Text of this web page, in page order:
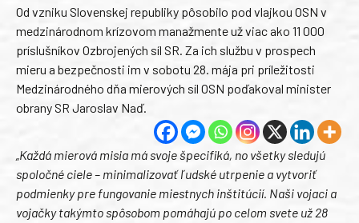
Od vzniku Slovenskej republiky pôsobilo pod vlajkou OSN v
medzinárodnom krízovom manažmente už viac ako 11 000
príslušníkov Ozbrojených síl SR. Za ich službu v prospech
mieru a bezpečnosti im v sobotu 28. mája pri príležitosti
Medzinárodného dňa mierových síl OSN poďakoval minister
obrany SR Jaroslav Naď.
„Každá mierová misia má svoje špecifiká, no všetky sledujú
spoločné ciele – minimalizovať ľudské utrpenie a vytvoriť
podmienky pre fungovanie miestnych inštitúcií. Naši vojaci a
vojačky takýmto spôsobom pomáhajú po celom svete už 28